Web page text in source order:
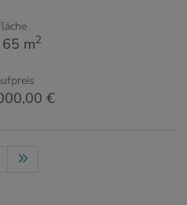
65 m2
€